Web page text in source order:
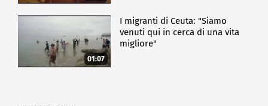
01:07
I migranti di Ceuta: "Siamo
venuti qui in cerca di una vita
migliore"